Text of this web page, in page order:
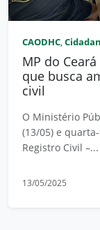
CAODHC,
MP do
que busca
civil
O Ministério
(13/05) e
Registro Civil –...
13/05/2025